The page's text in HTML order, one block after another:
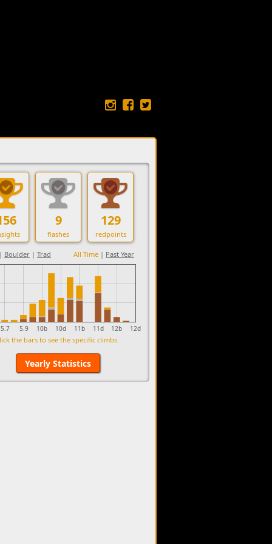
9
flashes
129
redpoints
| Boulder | Trad All Time | Past Year
5.7 5.9 10b 10d 11b 11d 12b 12d
the bars to see the specific climbs.
Yearly Statistics